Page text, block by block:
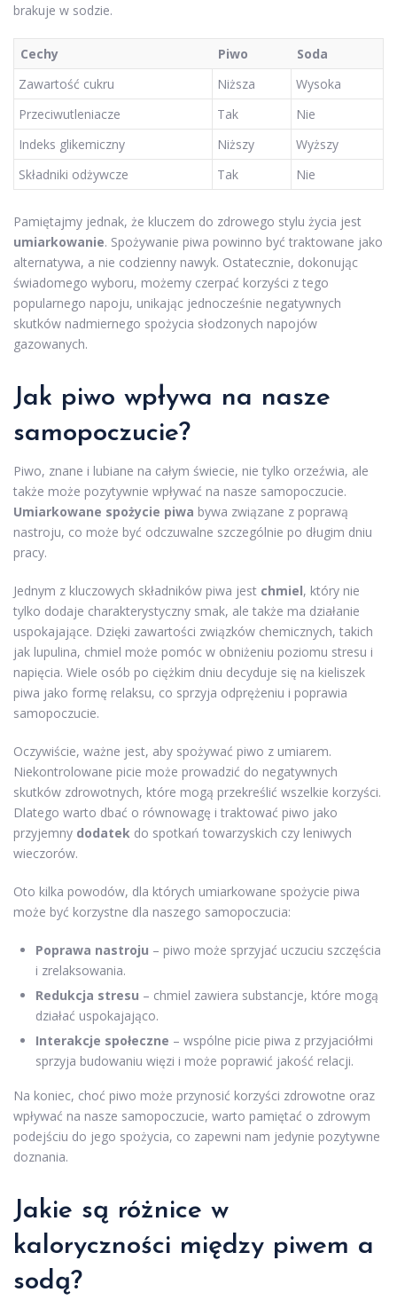
brakuje w sodzie.
Cechy Piwo
Soda
Zawartość cukru
Niższa
Wysoka
Przeciwutleniacze
Tak
Nie
Indeks glikemiczny
Niższy
Wyższy
Składniki odżywcze
Tak Nie
Pamiętajmy jednak, że kluczem do zdrowego stylu życia jest
umiarkowanie. Spożywanie piwa powinno być traktowane jako
alternatywa, a nie codzienny nawyk. Ostatecznie, dokonując
świadomego wyboru, możemy czerpać korzyści z tego
popularnego napoju, unikając jednocześnie negatywnych
skutków nadmiernego spożycia słodzonych napojów
gazowanych.
Jak piwo wpływa na nasze
samopoczucie?
Piwo, znane i lubiane na całym świecie, nie tylko orzeźwia, ale
także może pozytywnie wpływać na nasze samopoczucie.
Umiarkowane spożycie piwa bywa związane z poprawą
nastroju, co może być odczuwalne szczególnie po długim dniu
pracy.
Jednym z kluczowych składników piwa jest chmiel, który nie
tylko dodaje charakterystyczny smak, ale także ma działanie
uspokajające. Dzięki zawartości związków chemicznych, takich
jak lupulina, chmiel może pomóc w obniżeniu poziomu stresu i
napięcia. Wiele osób po ciężkim dniu decyduje się na kieliszek
piwa jako formę relaksu, co sprzyja odprężeniu i poprawia
samopoczucie.
Oczywiście, ważne jest, aby spożywać piwo z umiarem.
Niekontrolowane picie może prowadzić do negatywnych
skutków zdrowotnych, które mogą przekreślić wszelkie korzyści.
Dlatego warto dbać o równowagę i traktować piwo jako
przyjemny dodatek do spotkań towarzyskich czy leniwych
wieczorów.
Oto kilka powodów, dla których umiarkowane spożycie piwa
może być korzystne dla naszego samopoczucia:
Poprawa nastroju – piwo może sprzyjać uczuciu szczęścia
i zrelaksowania.
Redukcja stresu – chmiel zawiera substancje, które mogą
działać uspokajająco.
Interakcje społeczne – wspólne picie piwa z przyjaciółmi
sprzyja budowaniu więzi i może poprawić jakość relacji.
Na koniec, choć piwo może przynosić korzyści zdrowotne oraz
wpływać na nasze samopoczucie, warto pamiętać o zdrowym
podejściu do jego spożycia, co zapewni nam jedynie pozytywne
doznania.
Jakie są różnice w
kaloryczności między piwem a
sodą?